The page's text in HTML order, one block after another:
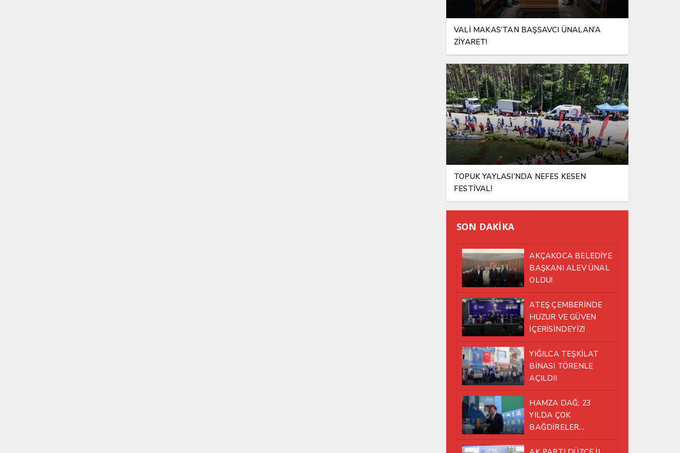
VALİ MAKAS’TAN BAŞSAVCI ÜNALAN’A
ZİYARET!
TOPUK YAYLASI’NDA NEFES KESEN
FESTİVAL!
SON DAKİKA
AKÇAKOCA BELEDİYE
BAŞKANI ALEV ÜNAL
OLDU!
ATEŞ ÇEMBERİNDE
HUZUR VE GÜVEN
İÇERİSİNDEYİZ!
YIĞILCA TEŞKİLAT
BİNASI TÖRENLE
AÇILDI!
HAMZA DAĞ; 23
YILDA ÇOK
BAĞDİRELER
ATLATTIK!